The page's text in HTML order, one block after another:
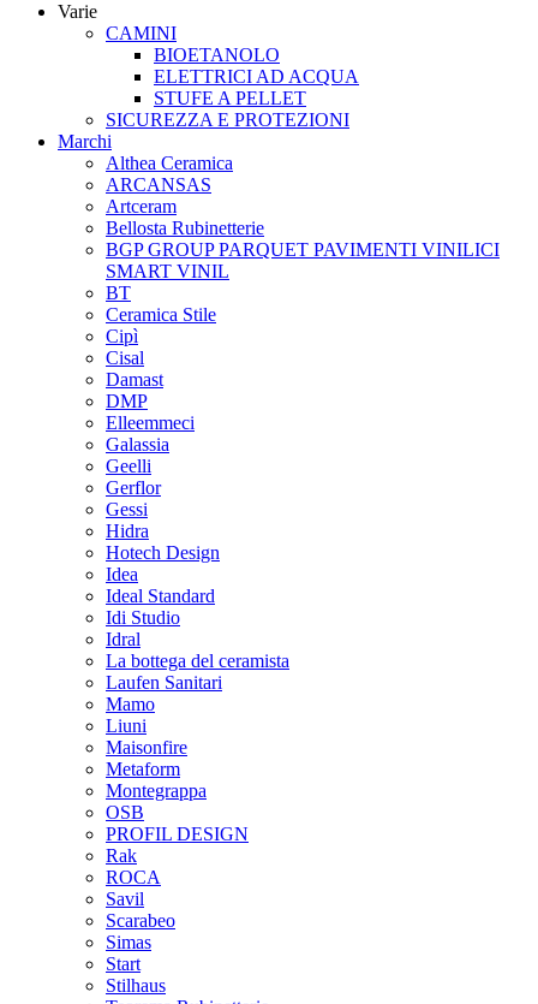
Varie
CAMINI
BIOETANOLO
ELETTRICI AD ACQUA
STUFE A PELLET
SICUREZZA E PROTEZIONI
Marchi
Althea Ceramica
ARCANSAS
Artceram
Bellosta Rubinetterie
BGP GROUP PARQUET PAVIMENTI VINILICI
SMART VINIL
BT
Ceramica Stile
Cipì
Cisal
Damast
DMP
Elleemmeci
Galassia
Geelli
Gerflor
Gessi
Hidra
Hotech Design
Idea
Ideal Standard
Idi Studio
Idral
La bottega del ceramista
Laufen Sanitari
Mamo
Liuni
Maisonfire
Metaform
Montegrappa
OSB
PROFIL DESIGN
Rak
ROCA
Savil
Scarabeo
Simas
Start
Stilhaus